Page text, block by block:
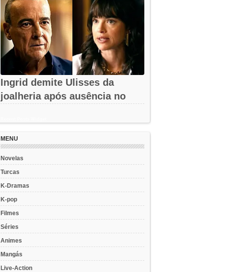
Ingrid demite Ulisses da
joalheria após ausência no
MENU
Novelas
Turcas
K-Dramas
K-pop
Filmes
Séries
Animes
Mangás
Live-Action